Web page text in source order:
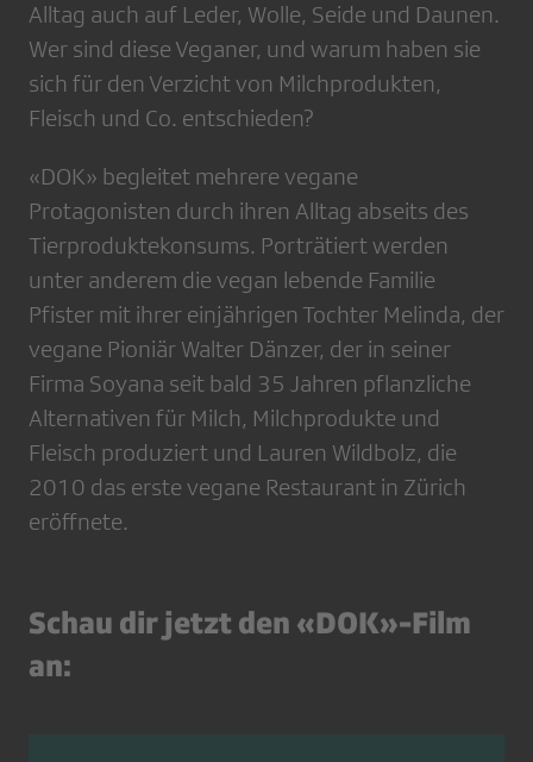
Alltag auch auf Leder, Wolle, Seide und Daunen.
Wer sind diese Veganer, und warum haben sie
sich für den Verzicht von Milchprodukten,
Fleisch und Co. entschieden?
«DOK» begleitet mehrere vegane
Protagonisten durch ihren Alltag abseits des
Tierproduktekonsums. Porträtiert werden
unter anderem die vegan lebende Familie
Pfister mit ihrer einjährigen Tochter Melinda, der
vegane Pioniär Walter Dänzer, der in seiner
Firma Soyana seit bald 35 Jahren pflanzliche
Alternativen für Milch, Milchprodukte und
Fleisch produziert und Lauren Wildbolz, die
2010 das erste vegane Restaurant in Zürich
eröffnete.
Schau dir jetzt den «DOK»-Film
an: